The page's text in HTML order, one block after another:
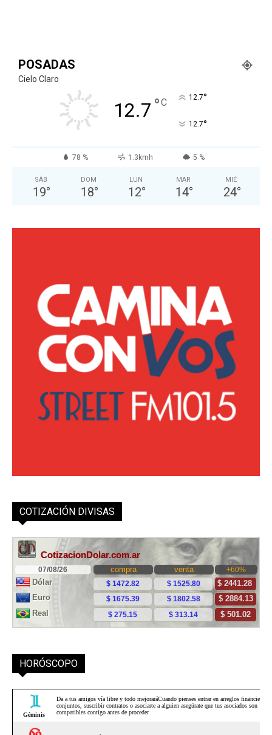
POSADAS
Cielo Claro
12.7 °C 12.7°
12.7°
78 % 1.3kmh 5 %
SÁB
19°
DOM
18°
LUN
12°
MAR
14°
MIÉ
24°
COTIZACIÓN DIVISAS
HORÓSCOPO